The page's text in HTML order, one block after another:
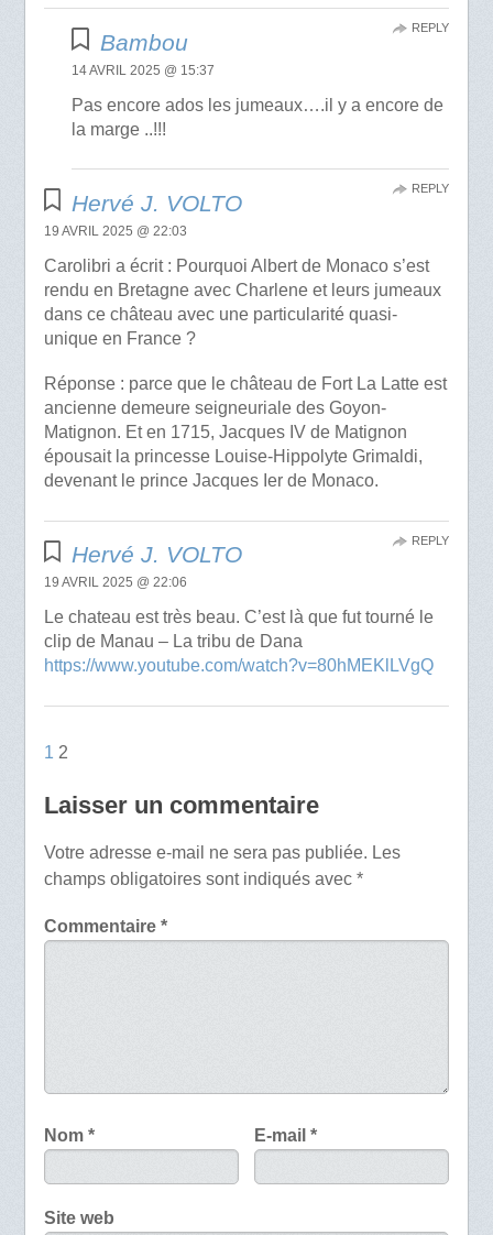
Bambou
14 AVRIL 2025 @ 15:37
Pas encore ados les jumeaux….il y a encore de
la marge ..!!!
REPLY
Hervé J. VOLTO
19 AVRIL 2025 @ 22:03
Carolibri a écrit : Pourquoi Albert de Monaco s’est
rendu en Bretagne avec Charlene et leurs jumeaux
dans ce château avec une particularité quasi-
unique en France ?
Réponse : parce que le château de Fort La Latte est
ancienne demeure seigneuriale des Goyon-
Matignon. Et en 1715, Jacques IV de Matignon
épousait la princesse Louise-Hippolyte Grimaldi,
devenant le prince Jacques Ier de Monaco.
REPLY
Hervé J. VOLTO
19 AVRIL 2025 @ 22:06
Le chateau est très beau. C’est là que fut tourné le
clip de Manau – La tribu de Dana
https://www.youtube.com/watch?v=80hMEKlLVgQ
REPLY
1 2
Laisser un commentaire
Votre adresse e-mail ne sera pas publiée. Les
champs obligatoires sont indiqués avec *
Commentaire *
Nom * E-mail*
Site web